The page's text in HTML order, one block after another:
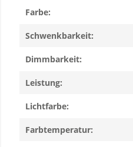
Farbe:
Schwenkbarkeit:
Dimmbarkeit:
Leistung:
Lichtfarbe:
Farbtemperatur: